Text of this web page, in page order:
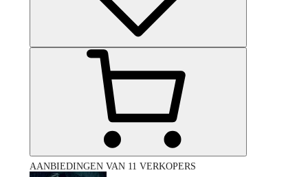
AANBIEDINGEN VAN 11 VERKOPERS